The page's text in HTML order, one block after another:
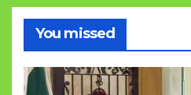
You missed